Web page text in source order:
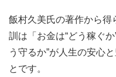
飯村久美氏の著作から得
訓は「お金は“どう稼ぐ
う守るか”が人生の安心
とです。